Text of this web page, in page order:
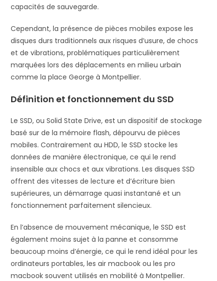
capacités de sauvegarde.
Cependant, la présence de pièces mobiles expose les
disques durs traditionnels aux risques d’usure, de chocs
et de vibrations, problématiques particulièrement
marquées lors des déplacements en milieu urbain
comme la place George à Montpellier.
Définition et fonctionnement du SSD
Le SSD, ou Solid State Drive, est un dispositif de stockage
basé sur de la mémoire flash, dépourvu de pièces
mobiles. Contrairement au HDD, le SSD stocke les
données de manière électronique, ce qui le rend
insensible aux chocs et aux vibrations. Les disques SSD
offrent des vitesses de lecture et d’écriture bien
supérieures, un démarrage quasi instantané et un
fonctionnement parfaitement silencieux.
En l’absence de mouvement mécanique, le SSD est
également moins sujet à la panne et consomme
beaucoup moins d’énergie, ce qui le rend idéal pour les
ordinateurs portables, les air macbook ou les pro
macbook souvent utilisés en mobilité à Montpellier.